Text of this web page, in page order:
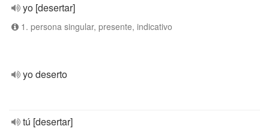
yo [desertar]
1. persona singular, presente, indicativo
yo deserto
tú [desertar]